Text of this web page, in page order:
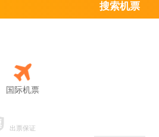
搜索机票
国际机票
出票保证